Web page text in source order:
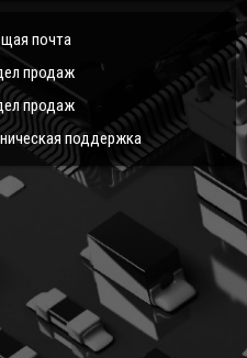
почта
продаж
продаж
поддержка